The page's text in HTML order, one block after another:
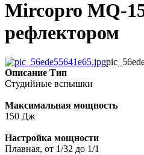
Mircopro MQ-
рефлектором
Описание Тип
Студийные вспышки
Максимальная мощность
150 Дж
Настройка мощности
Плавная, от 1/32 до 1/1